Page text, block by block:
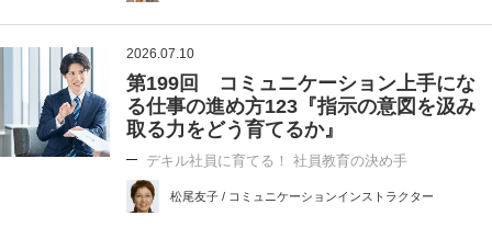
2026.07.10
第199回 コミュニケーション上手にな
る仕事の進め方123『指示の意図を汲み
取る力をどう育てるか』
デキル社員に育てる！ 社員教育の決め手
松尾友子 / コミュニケーションインストラクター